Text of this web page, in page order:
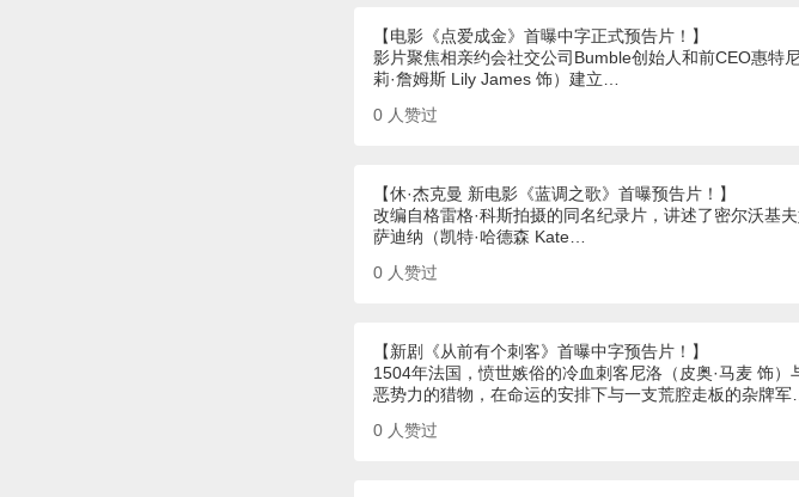
【电影《点爱成金》首曝中字正式预告片！】
影片聚焦相亲约会社交公司Bumble创始人和前CEO惠特
莉·詹姆斯 Lily James 饰）建立…
0 人赞过
【休·杰克曼 新电影《蓝调之歌》首曝预告片！】
改编自格雷格·科斯拍摄的同名纪录片，讲述了密尔沃基
萨迪纳（凯特·哈德森 Kate…
0 人赞过
【新剧《从前有个刺客》首曝中字预告片！】
1504年法国，愤世嫉俗的冷血刺客尼洛（皮奥·马麦 饰
恶势力的猎物，在命运的安排下与一支荒腔走板的杂牌军…
0 人赞过